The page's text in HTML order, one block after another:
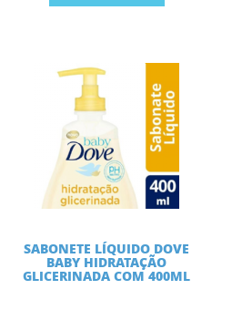
SABONETE LÍQUIDO DOVE
BABY HIDRATAÇÃO
GLICERINADA COM 400ML